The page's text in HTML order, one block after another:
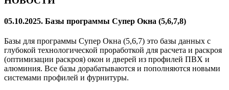
05.10.2025. Базы программы Супер Окна (5,6,7,8)
Базы для программы Супер Окна (5,6,7) это базы данных с
глубокой технологической проработкой для расчета и раскроя
(оптимизации раскроя) окон и дверей из профилей ПВХ и
алюминия. Все базы дорабатываются и пополняются новыми
системами профилей и фурнитуры.